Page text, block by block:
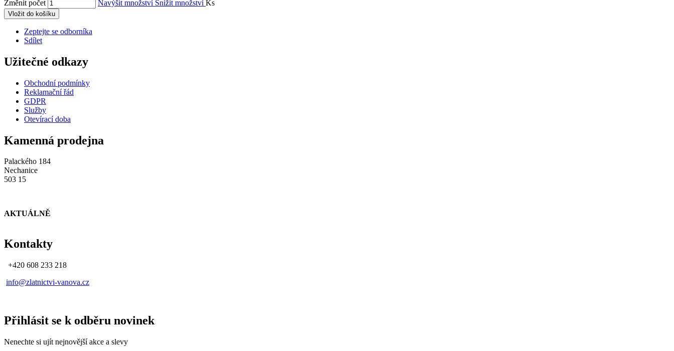
Změnit počet
Navýšit množství Snížit množstvíKs
Vložit do košíku
Zeptejte se odborníka
Sdílet
Užitečné odkazy
Obchodní podmínky
Reklamační řád
GDPR
Služby
Otevírací doba
Kamenná prodejna
Palackého 184
Nechanice
503 15
AKTUÁLNĚ
Kontakty
+420 608 233 218
info@zlatnictvi-vanova.cz
Přihlásit se k odběru novinek
Nenechte si ujít nejnovější akce a slevy